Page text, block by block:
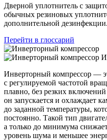
Дверной уплотнитель с
обычных резиновых
дополнительной дезинфекции.
Перейти в глоссарий
Инверторный компрессор —
с регулируемой частотой
плавно, без резких
он запускается и охлаждает
до заданной температуры,
постоянно. Такой тип
а только до минимума
уровень шума и меньшее